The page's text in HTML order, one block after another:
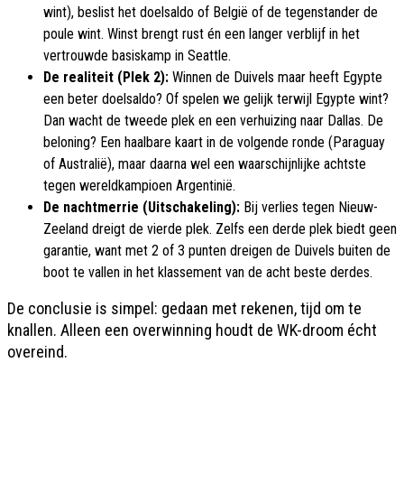
wint), beslist het doelsaldo of België of de tegenstander de
poule wint. Winst brengt rust én een langer verblijf in het
vertrouwde basiskamp in Seattle.
De realiteit (Plek 2): Winnen de Duivels maar heeft Egypte
een beter doelsaldo? Of spelen we gelijk terwijl Egypte wint?
Dan wacht de tweede plek en een verhuizing naar Dallas. De
beloning? Een haalbare kaart in de volgende ronde (Paraguay
of Australië), maar daarna wel een waarschijnlijke achtste
tegen wereldkampioen Argentinië.
De nachtmerrie (Uitschakeling): Bij verlies tegen Nieuw-
Zeeland dreigt de vierde plek. Zelfs een derde plek biedt geen
garantie, want met 2 of 3 punten dreigen de Duivels buiten de
boot te vallen in het klassement van de acht beste derdes.
De conclusie is simpel: gedaan met rekenen, tijd om te
knallen. Alleen een overwinning houdt de WK-droom écht
overeind.